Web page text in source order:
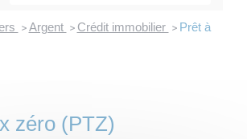
> Argent > Crédit immobilier > Prêt à
zéro (PTZ)